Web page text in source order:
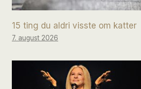
15 ting du aldri visste om katter
7. august 2026